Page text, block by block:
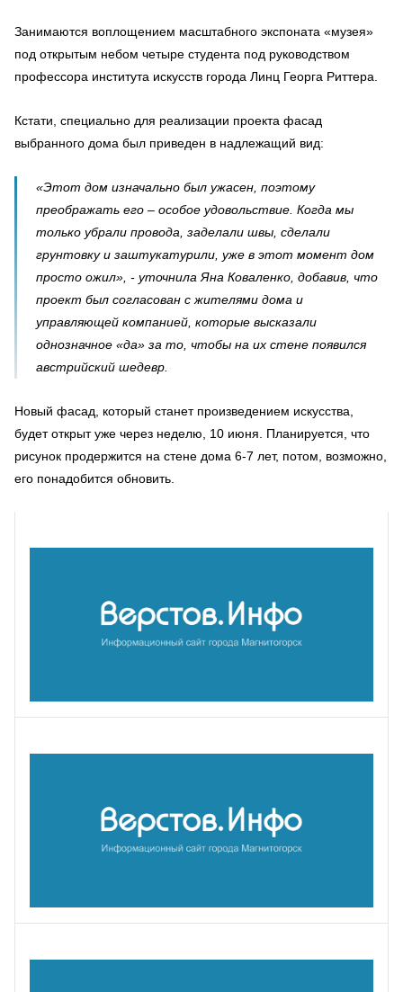
Занимаются воплощением масштабного экспоната «музея»
под открытым небом четыре студента под руководством
профессора института искусств города Линц Георга Риттера.
Кстати, специально для реализации проекта фасад
выбранного дома был приведен в надлежащий вид:
«Этот дом изначально был ужасен, поэтому
преображать его – особое удовольствие. Когда мы
только убрали провода, заделали швы, сделали
грунтовку и заштукатурили, уже в этот момент дом
просто ожил», - уточнила Яна Коваленко, добавив, что
проект был согласован с жителями дома и
управляющей компанией, которые высказали
однозначное «да» за то, чтобы на их стене появился
австрийский шедевр.
Новый фасад, который станет произведением искусства,
будет открыт уже через неделю, 10 июня. Планируется, что
рисунок продержится на стене дома 6-7 лет, потом, возможно,
его понадобится обновить.